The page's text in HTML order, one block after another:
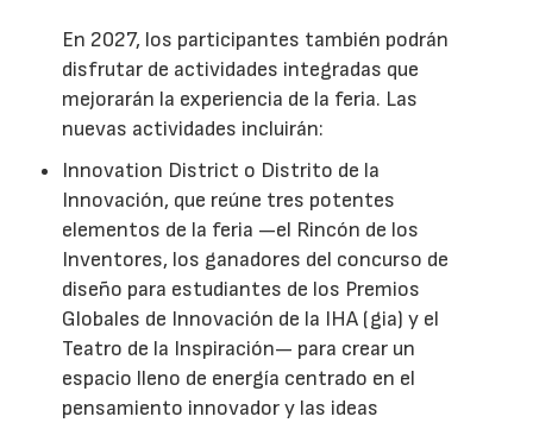
En 2027, los participantes también podrán
disfrutar de actividades integradas que
mejorarán la experiencia de la feria. Las
nuevas actividades incluirán:
Innovation District o Distrito de la
Innovación, que reúne tres potentes
elementos de la feria —el Rincón de los
Inventores, los ganadores del concurso de
diseño para estudiantes de los Premios
Globales de Innovación de la IHA (gia) y el
Teatro de la Inspiración— para crear un
espacio lleno de energía centrado en el
pensamiento innovador y las ideas